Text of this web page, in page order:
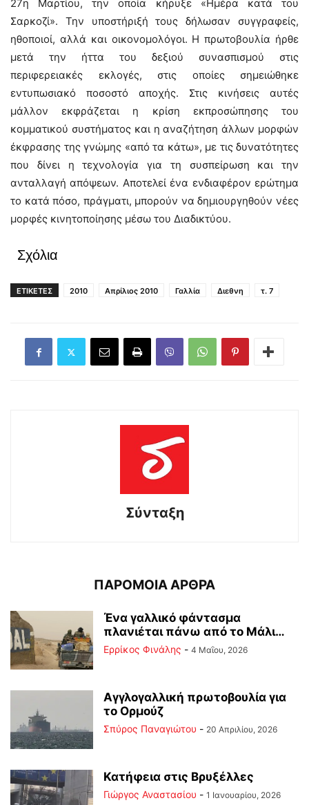
27η Μαρτίου, την οποία κήρυξε «Ημέρα κατά του
Σαρκοζί». Την υποστήριξή τους δήλωσαν συγγραφείς,
ηθοποιοί, αλλά και οικονομολόγοι. Η πρωτοβουλία ήρθε
μετά την ήττα του δεξιού συνασπισμού στις
περιφερειακές εκλογές, στις οποίες σημειώθηκε
εντυπωσιακό ποσοστό αποχής. Στις κινήσεις αυτές
μάλλον εκφράζεται η κρίση εκπροσώπησης του
κομματικού συστήματος και η αναζήτηση άλλων μορφών
έκφρασης της γνώμης «από τα κάτω», με τις δυνατότητες
που δίνει η τεχνολογία για τη συσπείρωση και την
ανταλλαγή απόψεων. Αποτελεί ένα ενδιαφέρον ερώτημα
το κατά πόσο, πράγματι, μπορούν να δημιουργηθούν νέες
μορφές κινητοποίησης μέσω του Διαδικτύου.
Σχόλια
ΕΤΙΚΕΤΕΣ 2010 Απρίλιος 2010 Γαλλία Διεθνη τ. 7
Σύνταξη
ΠΑΡΟΜΟΙΑ ΑΡΘΡΑ
Ένα γαλλικό φάντασμα
πλανιέται πάνω από το Μάλι…
Ερρίκος Φινάλης - 4 Μαΐου, 2026
Αγγλογαλλική πρωτοβουλία για
το Ορμούζ
Σπύρος Παναγιώτου - 20 Απριλίου, 2026
Κατήφεια στις Βρυξέλλες
Γιώργος Αναστασίου - 1 Ιανουαρίου, 2026